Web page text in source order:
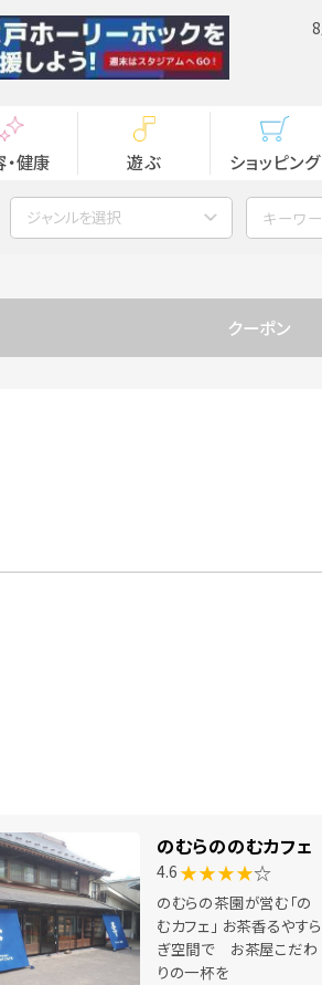
健康 遊ぶ ショッピング
ジャンルを選択
クーポン
のむらののむカフェ
4.6 ★★★★☆
のむらの茶園が営む「の
むカフェ」 お茶香るやすら
ぎ空間で お茶屋こだわ
りの一杯を